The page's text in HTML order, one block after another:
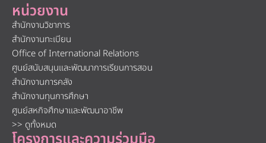
หน่วยงาน
สำนักงานวิชาการ
สำนักงานทะเบียน
Office of International Relations
ศูนย์สนับสนุนและพัฒนาการเรียนการสอน
สำนักงานการคลัง
สำนักงานทุนการศึกษา
ศูนย์สหกิจศึกษาและพัฒนาอาชีพ
>> ดูทั้งหมด